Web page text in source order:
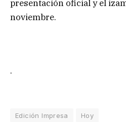
presentación oficial y el
noviembre.
.
Edición Impresa Hoy